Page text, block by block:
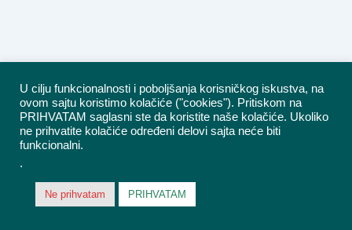
U cilju funkcionalnosti i poboljšanja korisničkog iskustva, na
ovom sajtu koristimo kolačiće ("cookies"). Pritiskom na
PRIHVATAM saglasni ste da koristite naše kolačiće. Ukoliko
ne prihvatite kolačiće određeni delovi sajta neće biti
funkcionalni.
.
Ne prihvatam PRIHVATAM